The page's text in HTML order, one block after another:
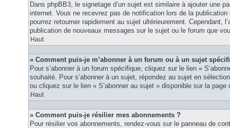
Dans phpBB3, le signetage d’un sujet est similaire à ajouter une
internet. Vous ne recevrez pas de notification lors de la publication
pourrez retourner rapidement au sujet ultérieurement. Cependant,
publication de nouveaux messages sur le sujet ou le forum que
Haut
» Comment puis-je m’abonner à un forum ou à un sujet
Pour s’abonner à un forum spécifique, cliquez sur le lien «
souhaité. Pour s’abonner à un sujet, répondez au sujet en
ou cliquez sur le lien « S’abonner au sujet » disponible sur la page
Haut
» Comment puis-je résilier mes abonnements ?
Pour résilier vos abonnements, rendez-vous sur le panneau de